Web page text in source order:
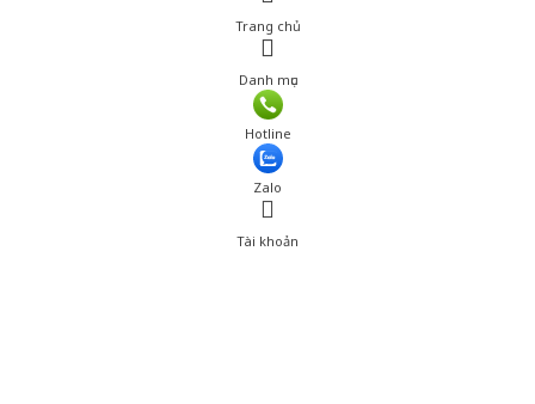
Trang chủ
Danh mục
Hotline
Zalo
Tài khoản